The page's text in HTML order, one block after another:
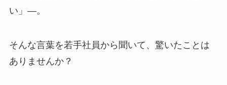
い」―。
そんな言葉を若手社員から聞いて、驚いたことは
ありませんか？